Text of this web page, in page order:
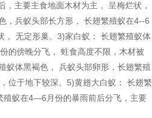
，主要主食地面木材为主， 呈梅烂状，
，兵蚁头部长方形， 长翅繁殖蚁在4--6
无定形巢。 3)家白蚁： 长翅繁殖蚁体
份的傍晚分飞， 蛀食高度不限，木材被
蚁体黑褐色， 兵蚁头部卵形，长翅繁殖
位于地下较深。 5)黄翅大白蚁： 长翅繁
殖蚁在4—6 月份的暴雨前后分飞，主要